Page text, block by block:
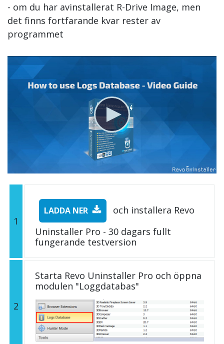
- om du har avinstallerat R-Drive Image, men
det finns fortfarande kvar rester av
programmet
1
LADDA NER
och installera Revo
Uninstaller Pro - 30 dagars fullt
fungerande testversion
2
Starta Revo Uninstaller Pro och öppna
modulen "Loggdatabas"